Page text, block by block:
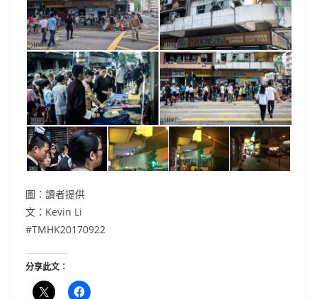
圖：讀者提供
文：Kevin Li
#TMHK20170922
分享此文：